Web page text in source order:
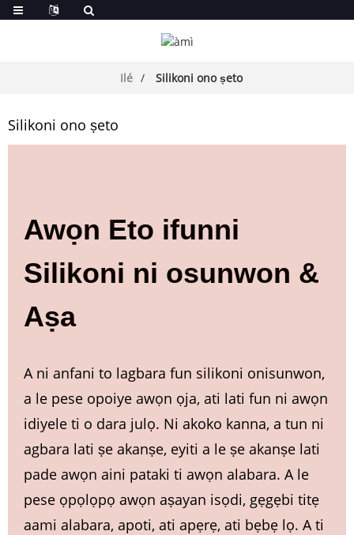
Ilé Silikoni ono ṣeto
Silikoni ono ṣeto
Awọn Eto ifunni
Silikoni ni osunwon &
Aṣa
A ni anfani to lagbara fun silikoni onisunwon,
a le pese opoiye awọn ọja, ati lati fun ni awọn
idiyele ti o dara julọ. Ni akoko kanna, a tun ni
agbara lati ṣe akanṣe, eyiti a le ṣe akanṣe lati
pade awọn aini pataki ti awọn alabara. A le
pese ọpọlọpọ awọn aṣayan isọdi, gẹgẹbi titẹ
aami alabara, apoti, ati apẹrẹ, ati bẹbẹ lọ. A ti